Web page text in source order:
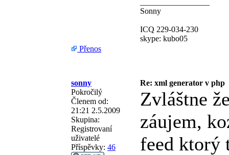
Sonny
ICQ 229-034-230
skype: kubo05
Přenos
sonny
Re: xml generator v php
Pokročilý
Členem od:
21:21 2.5.2009
Skupina:
Registrovaní
uživatelé
Příspěvky: 46
Zvláštne
záujem,
feed ktorý